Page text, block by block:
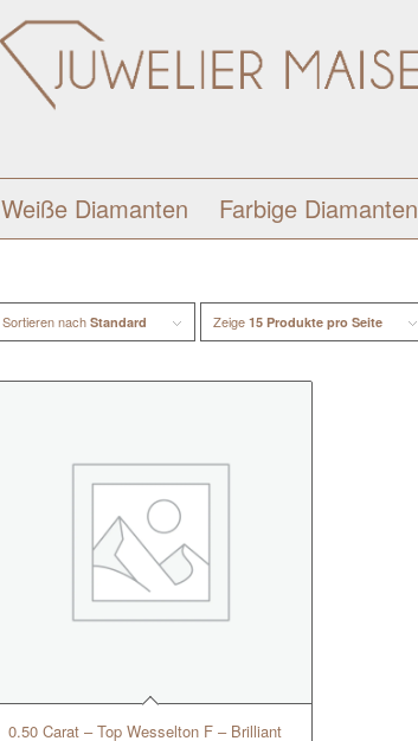
Weiße Diamanten Farbige Diamanten
Sortieren nachStandard Zeige15 Produkte pro Seite
0.50 Carat – Top Wesselton F – Brilliant